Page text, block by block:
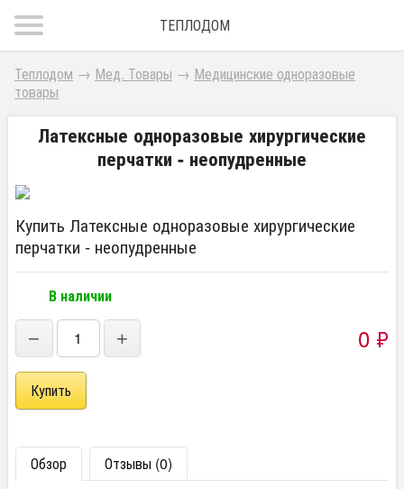
ТЕПЛОДОМ
Теплодом → Мед. Товары → Медицинские одноразовые
товары
Латексные одноразовые хирургические
перчатки - неопудренные
Купить Латексные одноразовые хирургические
перчатки - неопудренные
В наличии
− + 0 ₽
Обзор
Отзывы (0)